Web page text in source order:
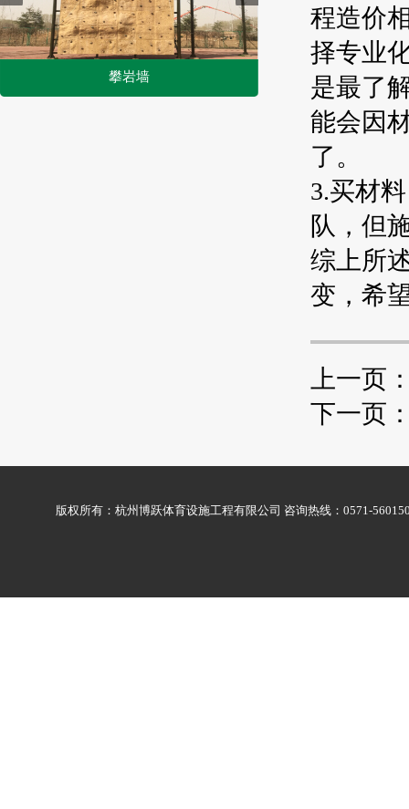
攀岩墙
程造价
择专业
是最了
能会因
了。
3.买材
队，但
综上所
变，希
上一页
下一页
版权所有：杭州博跃体育设施工程有限公司 咨询热线：0571-